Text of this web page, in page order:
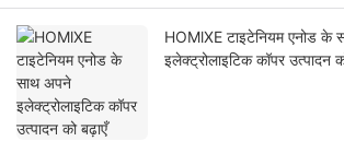
HOMlXE टाइटेनियम एनोड के
इलेक्ट्रोलाइटिक कॉपर उत्पादन